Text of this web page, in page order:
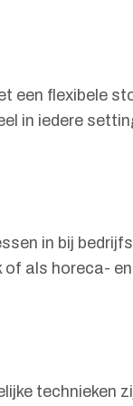
flexibele
in iedere
in bij
als horeca-
technieken